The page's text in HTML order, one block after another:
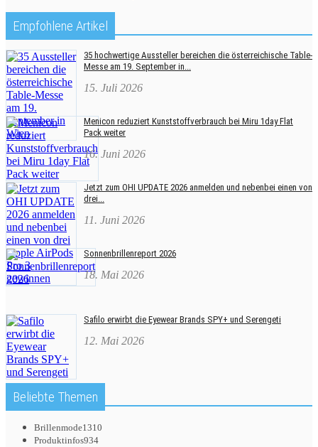
Empfohlene Artikel
35 hochwertige Aussteller bereichen die österreichische Table-
Messe am 19. September in...
15. Juli 2026
Menicon reduziert Kunststoffverbrauch bei Miru 1day Flat
Pack weiter
16. Juni 2026
Jetzt zum OHI UPDATE 2026 anmelden und nebenbei einen von
drei...
11. Juni 2026
Sonnenbrillenreport 2026
18. Mai 2026
Safilo erwirbt die Eyewear Brands SPY+ und Serengeti
12. Mai 2026
Beliebte Themen
Brillenmode1310
Produktinfos934